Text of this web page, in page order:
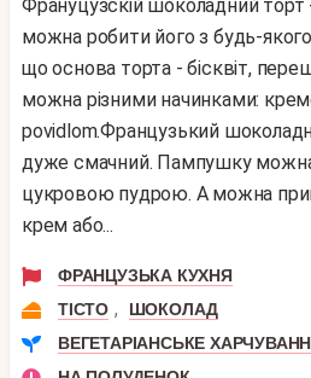
Франуцузскій шоколадний торт - це така смакота, що
можна робити його з будь-
що основа торта - бісквіт,
можна різними начинками:
povidlom.Французький
дуже смачний. Пампушку можна
цукровою пудрою. А можна
крем або...
ФРАНЦУЗЬКА КУХНЯ
ТІСТО ,
ШОКОЛАД
ВЕГЕТАРІАНСЬКЕ